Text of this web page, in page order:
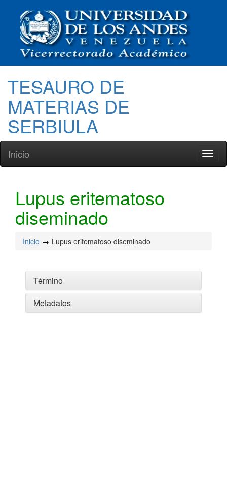
TESAURO DE
MATERIAS DE
SERBIULA
Inicio
Lupus eritematoso
diseminado
Inicio Lupus eritematoso diseminado
Término
Metadatos